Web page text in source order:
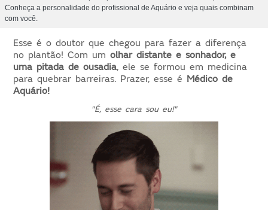
Conheça a personalidade do profissional de Aquário e veja quais combinam
com você.
Esse é o doutor que chegou para fazer a diferença
no plantão! Com umolhar distante e sonhador, e
uma pitada de ousadia, ele se formou em medicina
para quebrar barreiras. Prazer, esse é Médico de
Aquário!
"É, esse cara sou eu!"